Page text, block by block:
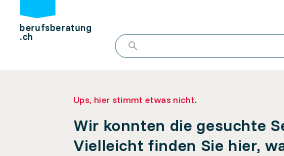
berufsberatung
.ch
Ups, hier stimmt etwas nicht.
Wir konnten die gesuchte
Vielleicht finden Sie hier,